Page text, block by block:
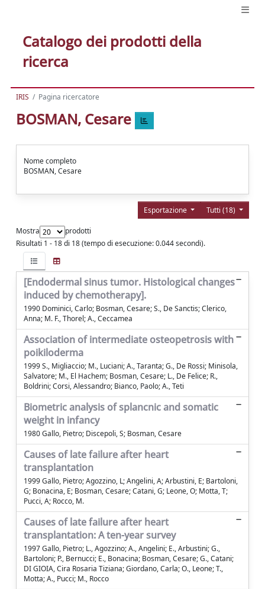
Catalogo dei prodotti della
ricerca
IRIS Pagina ricercatore
BOSMAN, Cesare
Nome completo
BOSMAN, Cesare
Tutti (18)
Esportazione
Mostra
prodotti
Risultati 1 - 18 di 18 (tempo di esecuzione: 0.044 secondi).
[Endodermal sinus tumor. Histological changes
induced by chemotherapy].
1990 Dominici, Carlo; Bosman, Cesare; S., De Sanctis; Clerico,
Anna; M. F., Thorel; A., Ceccamea
Association of intermediate osteopetrosis with
poikiloderma
1999 S., Migliaccio; M., Luciani; A., Taranta; G., De Rossi; Minisola,
Salvatore; M., El Hachem; Bosman, Cesare; L., De Felice; R.,
Boldrini; Corsi, Alessandro; Bianco, Paolo; A., Teti
Biometric analysis of splancnic and somatic
weight in infancy
1980 Gallo, Pietro; Discepoli, S; Bosman, Cesare
Causes of late failure after heart
transplantation
1999 Gallo, Pietro; Agozzino, L; Angelini, A; Arbustini, E; Bartoloni,
G; Bonacina, E; Bosman, Cesare; Catani, G; Leone, O; Motta, T;
Pucci, A; Rocco, M.
Causes of late failure after heart
transplantation: A ten-year survey
1997 Gallo, Pietro; L., Agozzino; A., Angelini; E., Arbustini; G.,
Bartoloni; P., Bernucci; E., Bonacina; Bosman, Cesare; G., Catani;
DI GIOIA, Cira Rosaria Tiziana; Giordano, Carla; O., Leone; T.,
Motta; A., Pucci; M., Rocco